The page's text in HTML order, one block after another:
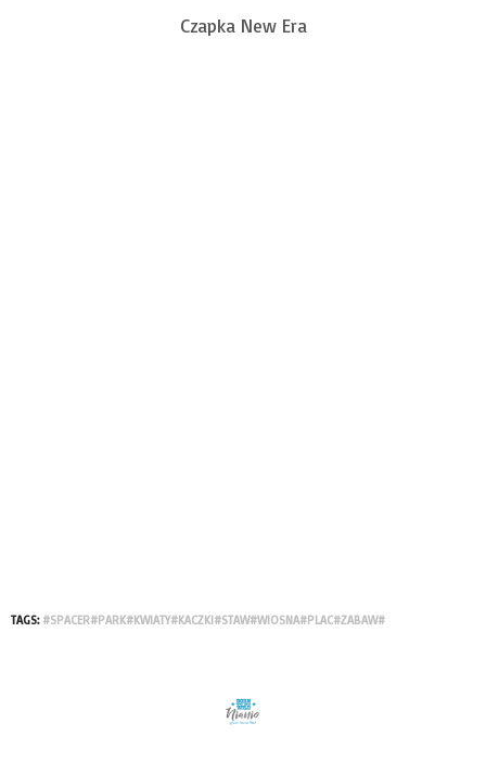
Czapka New Era
TAGS: #SPACER#PARK#KWIATY#KACZKI#STAW#WIOSNA#PLAC#ZABAW#